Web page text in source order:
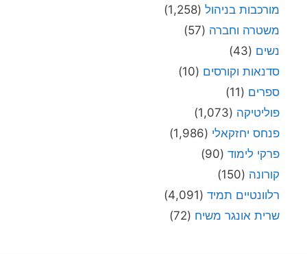
מורכבות בניהול (1,258)
משטרה וחברה (57)
נשים (43)
סדנאות וקורסים (10)
ספרים (11)
פוליטיקה (1,073)
פנחס יחזקאלי (1,986)
פרקי לימוד (90)
קורונה (150)
רלוונטיים תמיד (4,091)
שרית אונגר משיח (72)